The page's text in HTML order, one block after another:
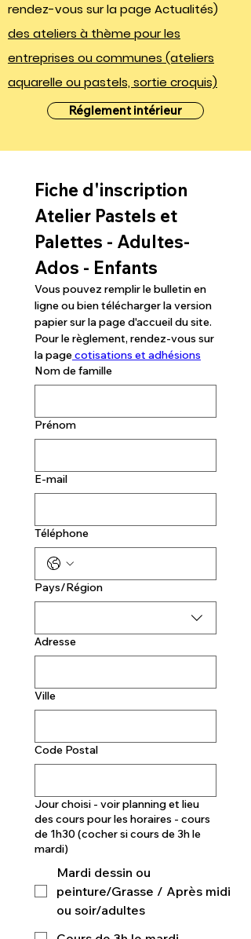
rendez-vous sur la page Actualités)
des ateliers à thème pour les
entreprises ou communes (ateliers
aquarelle ou pastels, sortie croquis)
Réglement intérieur
Fiche d'inscription
Atelier Pastels et
Palettes - Adultes-
Ados - Enfants
Vous pouvez remplir le bulletin en
ligne ou bien télécharger la version
papier sur la page d'accueil du site.
Pour le règlement, rendez-vous sur
la page cotisations et adhésions
Nom de famille
Prénom
E‑mail
Téléphone
Adresse multiligne
Pays/Région
Adresse
Ville
Code Postal
Jour choisi - voir planning et lieu
des cours pour les horaires - cours
de 1h30 (cocher si cours de 3h le
mardi)
Mardi dessin ou
peinture/Grasse / Après midi
ou soir/adultes